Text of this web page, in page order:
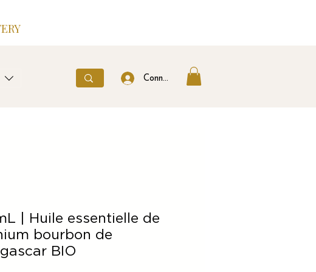
Connexion
| Huile essentielle de
bourbon de
BIO